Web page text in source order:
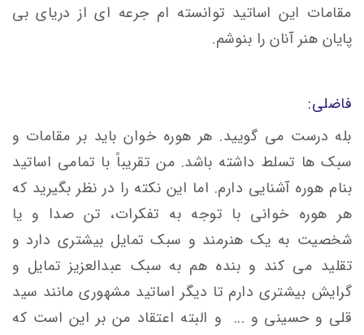
مقامات این اساتید توانسته ام جرعه ای از دریای بی
پایان هنر آنان را بنوشم.
فاضلی:
بله درست می گویید. هر هوره خوان باید بر مقامات و
سبک ها تسلط داشته باشد. من تقریباً با تمامی اساتید
بنام هوره آشنایی دارم. اما این نکته را در نظر بگیرید که
هر هوره خوانی با توجه به تفکرات، تن صدا و یا
شخصیت به یک هنرمند و سبک تمایل بیشتری دارد و
تقلید می کند و بنده هم به سبک عبدالعزیز تمایل و
گرایش بیشتری دارم تا دیگر اساتید مشهوری مانند سید
قلی و حسینی و ... و البته اعتقاد من بر این است که